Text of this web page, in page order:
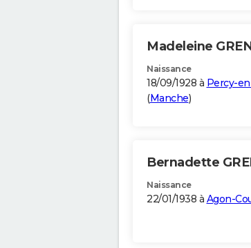
Madeleine
Naissance
18/09/1928 à Percy-
(Manche)
Bernadette
Naissance
22/01/1938 à Agon-